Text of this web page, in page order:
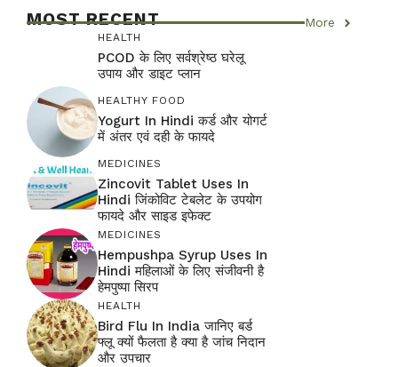
MOST RECENT More
HEALTH
PCOD के लिए सर्वश्रेष्ठ घरेलू
उपाय और डाइट प्लान
HEALTHY FOOD
Yogurt In Hindi कर्ड और योगर्ट
में अंतर एवं दही के फायदे
MEDICINES
Zincovit Tablet Uses In
Hindi जिंकोविट टेबलेट के उपयोग
फायदे और साइड इफेक्ट
MEDICINES
Hempushpa Syrup Uses In
Hindi महिलाओं के लिए संजीवनी है
हेमपुष्पा सिरप
HEALTH
Bird Flu In India जानिए बर्ड
फ्लू क्यों फैलता है क्या है जांच निदान
और उपचार